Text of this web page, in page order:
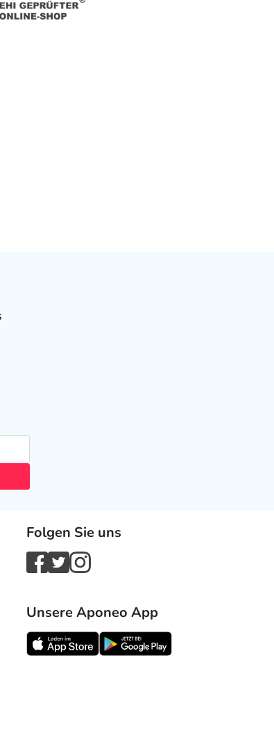
Folgen Sie uns
Unsere Aponeo App